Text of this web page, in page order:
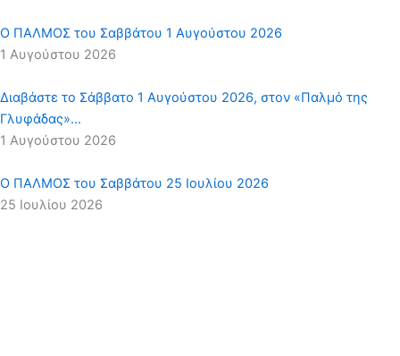
Ο ΠΑΛΜΟΣ του Σαββάτου 1 Αυγούστου 2026
1 Αυγούστου 2026
Διαβάστε το Σάββατο 1 Αυγούστου 2026, στον «Παλμό της
Γλυφάδας»…
1 Αυγούστου 2026
Ο ΠΑΛΜΟΣ του Σαββάτου 25 Ιουλίου 2026
25 Ιουλίου 2026